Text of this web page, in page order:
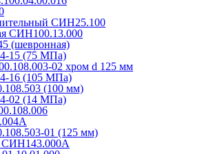
СИН25.100
СИН100.13.000
(шевронная)
15 (75 МПа)
02 хром d 125 мм
16 (105 МПа)
(100 мм)
02 (14 МПа)
01 (125 мм)
СИН143.000А